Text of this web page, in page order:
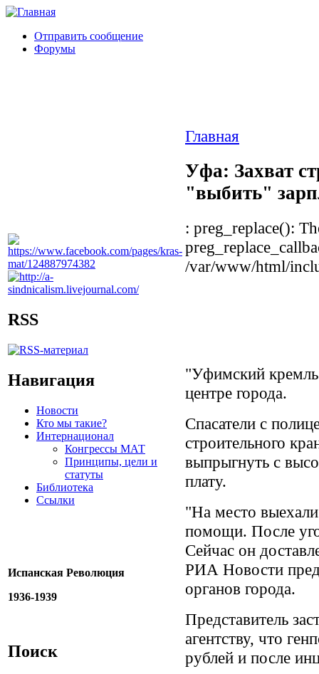
Отправить сообщение
Форумы
RSS
Навигация
Новости
Кто мы такие?
Интернационал
Конгрессы МАТ
Принципы, цели и
статуты
Библиотека
Ссылки
Испанская Революция
1936-1939
Поиск
Главная
Уфа: Захват
"выбить"
: preg_replace():
/var/www/html/
"Уфимский
центре города.
Спасатели с
строительного
выпрыгнуть с
плату.
"На место выехали
помощи. После
Сейчас он
РИА Новости
органов города.
Представитель
агентству, что
рублей и после